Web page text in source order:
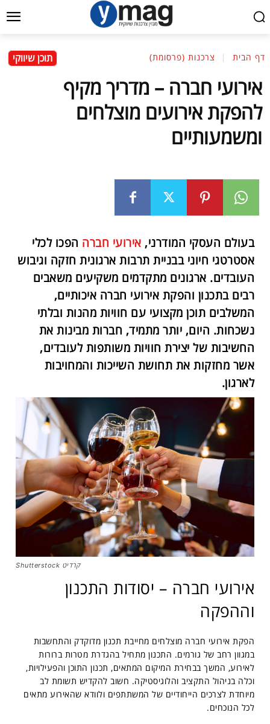
דף הבית צרכנות (פרסומת) תוכן שיווקי
אירועי חברה – מדריך מקיף
להפקת אירועים מוצלחים
ומשמעותיים
בעולם העסקי המודרני, אירועי חברה הפכו לכלי
אסטרטגי חיוני בבניית תרבות ארגונית חזקה וגיבוש
העובדים. ארגונים מתקדמים משקיעים משאבים
רבים בתכנון והפקת אירועי חברה איכותיים,
המשלבים תוכן מקצועי עם חוויות מהנות ובלתי
נשכחות. היום, יותר מתמיד, חברות מבינות את
החשיבות של יצירת חוויות משותפות לעובדים,
אשר מחזקות את תחושת השייכות והמחויבות
לארגון.
קרדיט Shutterstock
אירועי חברה – יסודות התכנון
וההפקה
הפקת אירועי חברה מוצלחים מחייבת תכנון מדוקדק והתחשבות
במגוון רחב של גורמים. התכנון מתחיל בהגדרת מטרות ברורות
לאירוע, המשך בבחירת המיקום המתאים, תכנון התוכן והפעילויות,
וכלה בניהול התקציב והלוגיסטיקה. חשוב להקדיש תשומת לב
מיוחדת לצרכים הייחודיים של המשתתפים ולוודא שהאירוע מתאים
לכל הנוכחים.